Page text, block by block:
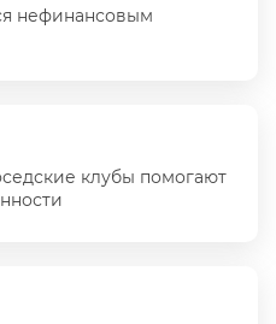
нефинансовым
клубы помогают